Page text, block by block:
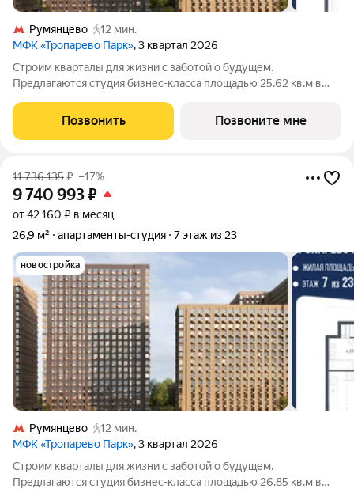
Румянцево
12 мин.
МФК «Тропарево Парк», 3 квартал 2026
Строим кварталы для жизни с заботой о будущем.
Предлагаются студия бизнес-класса площадью 25.62 кв.м в
комплексе "Тропарево Парк".Проект строится полностью с
отделкой, которая включает ламинат, обои
Позвонить Позвоните мне
11 736 135₽ –17%
9 740 993₽
от 42 160 ₽ в месяц
26,9 м²
апартаменты-студия 7 этаж из 23
новостройка
Румянцево
12 мин.
МФК «Тропарево Парк», 3 квартал 2026
Строим кварталы для жизни с заботой о будущем.
Предлагаются студия бизнес-класса площадью 26.85 кв.м в